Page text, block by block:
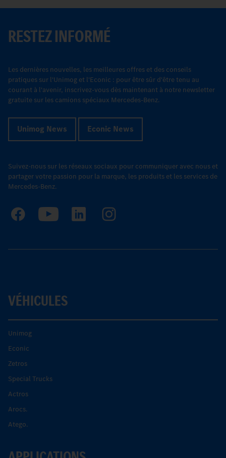
RESTEZ INFORMÉ
Les dernières nouvelles, les meilleures offres et des conseils
pratiques sur l'Unimog et l'Econic : pour être sûr d'être tenu au
courant à l'avenir, inscrivez-vous dès maintenant à notre newsletter
gratuite sur les camions spéciaux Mercedes-Benz.
Unimog News Econic News
Suivez-nous sur les réseaux sociaux pour communiquer avec nous et
partager votre passion pour la marque, les produits et les services de
Mercedes-Benz.
VÉHICULES
Unimog
Econic
Zetros
Special Trucks
Actros
Arocs.
Atego.